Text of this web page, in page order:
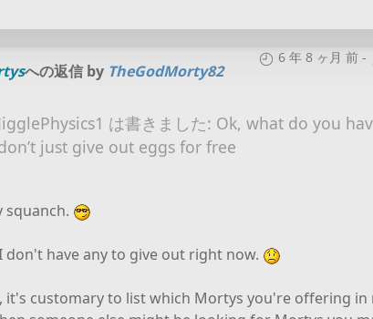
6 年 8 ヶ月 前-
への返信 by TheGodMorty82
は書きました: Ok, what do you
just give out eggs for free
squanch.
don't have any to give out right now.
it's customary to list which Mortys you're offering